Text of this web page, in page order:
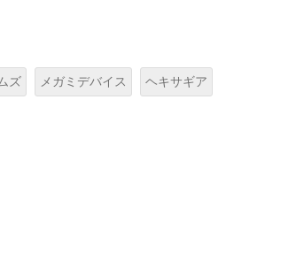
ズ メガミデバイス ヘキサギア